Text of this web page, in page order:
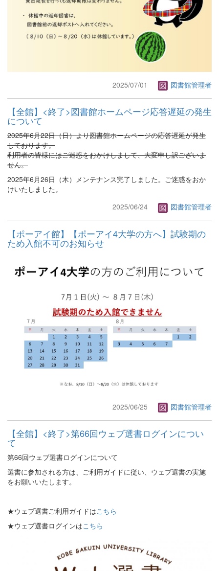
2025/07/01 図書館管理者
【全館】<終了>図書館ホームページ応答遅延の発生
について
2025年6月22日（日）より図書館ホームページの応答遅延が発生
しております。
利用者の皆様にはご迷惑をおかけしまして、大変申し訳ございま
せん。
2025年6月26日（木）メンテナンス完了しました。ご迷惑をおか
けいたしました。
2025/06/24
図書館管理者
【ポーアイ館】【ポーアイ4大学の方へ】試験期の
ため入館不可のお知らせ
2025/06/25 図書館管理者
【全館】<終了>第66回ウェブ選書ログインについ
て
第66回ウェブ選書ログインについて
選書に参加される方は、ご利用ガイドに従い、ウェブ選書の実施
をお願いいたします。
★ウェブ選書ご利用ガイドはこちら
★ウェブ選書ログインはこちら